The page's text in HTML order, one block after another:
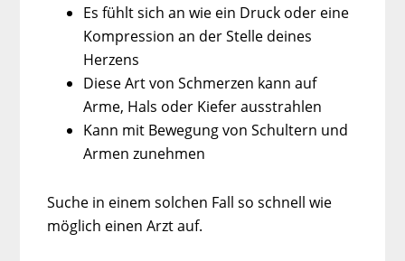
Es fühlt sich an wie ein Druck oder eine
Kompression an der Stelle deines
Herzens
Diese Art von Schmerzen kann auf
Arme, Hals oder Kiefer ausstrahlen
Kann mit Bewegung von Schultern und
Armen zunehmen
Suche in einem solchen Fall so schnell wie
möglich einen Arzt auf.